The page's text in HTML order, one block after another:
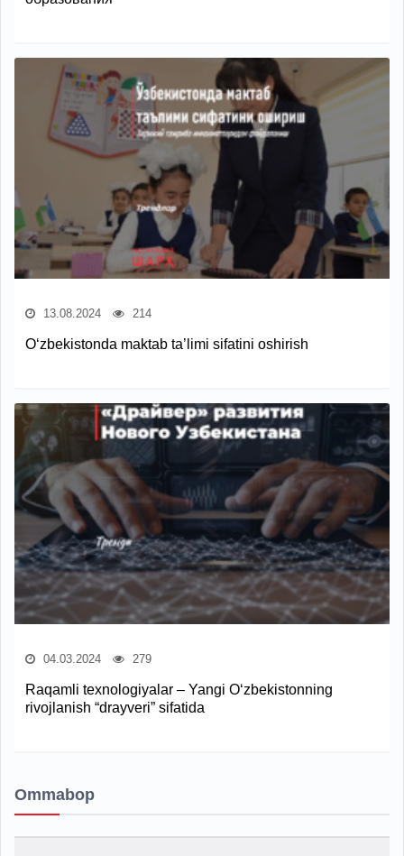
13.08.2024 214
O‘zbekistonda maktab ta’limi sifatini oshirish
04.03.2024 279
Raqamli texnologiyalar – Yangi O‘zbekistonning
rivojlanish “drayveri” sifatida
Ommabop